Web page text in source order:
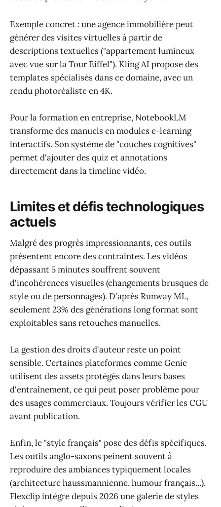
Exemple concret : une agence immobilière peut
générer des visites virtuelles à partir de
descriptions textuelles ("appartement lumineux
avec vue sur la Tour Eiffel"). Kling AI propose des
templates spécialisés dans ce domaine, avec un
rendu photoréaliste en 4K.
Pour la formation en entreprise, NotebookLM
transforme des manuels en modules e-learning
interactifs. Son système de "couches cognitives"
permet d'ajouter des quiz et annotations
directement dans la timeline vidéo.
Limites et défis technologiques
actuels
Malgré des progrès impressionnants, ces outils
présentent encore des contraintes. Les vidéos
dépassant 5 minutes souffrent souvent
d'incohérences visuelles (changements brusques de
style ou de personnages). D'après Runway ML,
seulement 23% des générations long format sont
exploitables sans retouches manuelles.
La gestion des droits d'auteur reste un point
sensible. Certaines plateformes comme Genie
utilisent des assets protégés dans leurs bases
d'entraînement, ce qui peut poser problème pour
des usages commerciaux. Toujours vérifier les CGU
avant publication.
Enfin, le "style français" pose des défis spécifiques.
Les outils anglo-saxons peinent souvent à
reproduire des ambiances typiquement locales
(architecture haussmannienne, humour français...).
Flexclip intègre depuis 2026 une galerie de styles